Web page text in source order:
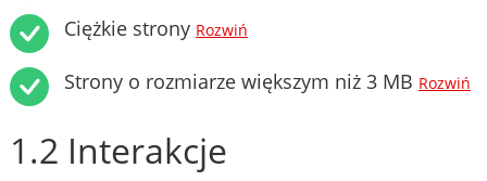
Ciężkie strony Rozwiń
Strony o rozmiarze większym niż 3 MB Rozwiń
1.2 Interakcje